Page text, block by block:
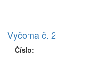
Vyčoma č. 2
Číslo: